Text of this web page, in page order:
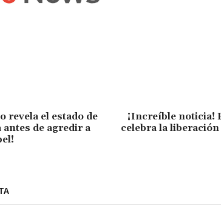
revela el estado de
antes de agredir a
¡Increíble noticia!
celebra la